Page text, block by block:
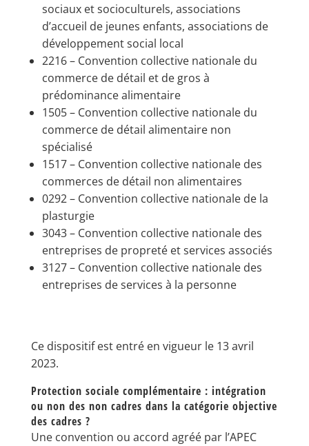
sociaux et socioculturels, associations
d’accueil de jeunes enfants, associations de
développement social local
2216 – Convention collective nationale du
commerce de détail et de gros à
prédominance alimentaire
1505 – Convention collective nationale du
commerce de détail alimentaire non
spécialisé
1517 – Convention collective nationale des
commerces de détail non alimentaires
0292 – Convention collective nationale de la
plasturgie
3043 – Convention collective nationale des
entreprises de propreté et services associés
3127 – Convention collective nationale des
entreprises de services à la personne
Ce dispositif est entré en vigueur le 13 avril
2023.
Protection sociale complémentaire : intégration
ou non des non cadres dans la catégorie objective
des cadres ?
Une convention ou accord agréé par l’APEC